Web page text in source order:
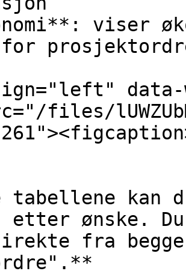
viser
for
data-
files/
tabellene
etter ønske.
fra